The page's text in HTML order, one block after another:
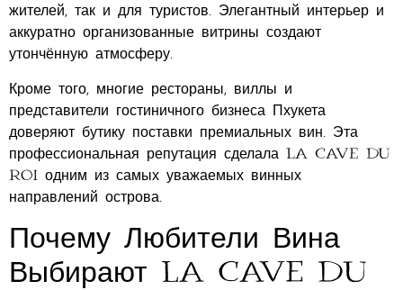
жителей, так и для туристов. Элегантный интерьер и
аккуратно организованные витрины создают
утончённую атмосферу.
Кроме того, многие рестораны, виллы и
представители гостиничного бизнеса Пхукета
доверяют бутику поставки премиальных вин. Эта
профессиональная репутация сделала La Cave du
Roi одним из самых уважаемых винных
направлений острова.
Почему Любители Вина
Выбирают La Cave du